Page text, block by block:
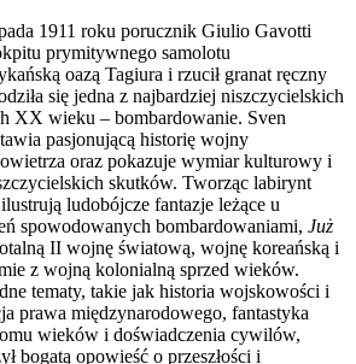
1911 roku porucznik Giulio Gavotti
prymitywnego samolotu
oazą Tagiura i rzucił granat ręczny
się jedna z najbardziej niszczycielskich
XX wieku – bombardowanie. Sven
pasjonującą historię wojny
oraz pokazuje wymiar kulturowy i
skutków. Tworząc labirynt
ludobójcze fantazje leżące u
spowodowanych bombardowaniami, Już
II wojnę światową, wojnę koreańską i
z wojną kolonialną sprzed wieków.
tematy, takie jak historia wojskowości i
prawa międzynarodowego, fantastyka
wieków i doświadczenia cywilów,
bogatą opowieść o przeszłości i